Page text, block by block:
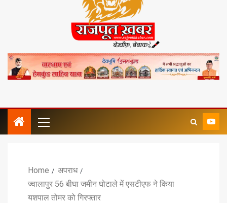
Home
अपराध
ज्वालापुर 56 बीघा जमीन घोटाले में एसटीएफ ने किया
यशपाल तोमर को गिरफ्तार